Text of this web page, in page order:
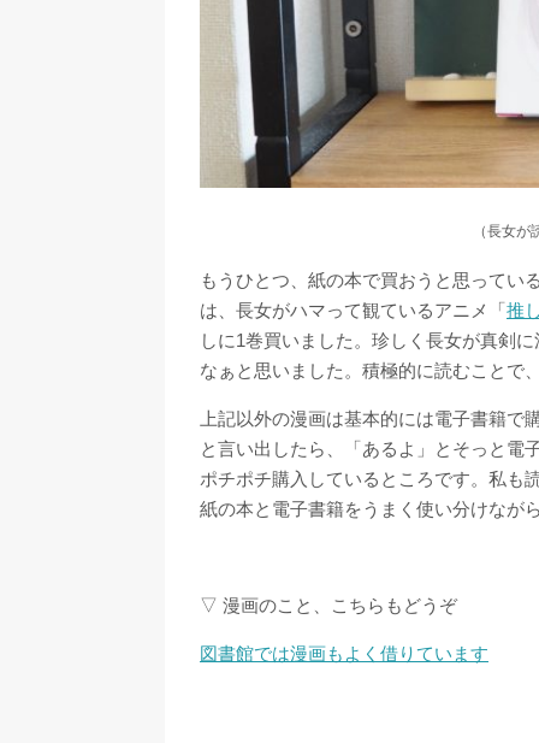
（長女
もうひとつ、紙の本で買おうと思ってい
は、長女がハマって観ているアニメ「推
しに1巻買いました。珍しく長女が真剣
なぁと思いました。積極的に読むことで
上記以外の漫画は基本的には電子書籍
と言い出したら、「あるよ」とそっと電
ポチポチ購入しているところです。私も
紙の本と電子書籍をうまく使い分けなが
▽ 漫画のこと、こちらもどうぞ
図書館では漫画もよく借りています